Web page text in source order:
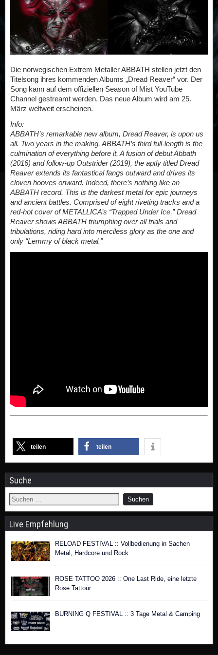
Die norwegischen Extrem Metaller ABBATH stellen jetzt den
Titelsong ihres kommenden Albums „Dread Reaver“ vor. Der
Song kann auf dem offiziellen Season of Mist YouTube
Channel gestreamt werden. Das neue Album wird am 25.
März weltweit erscheinen.
Info:
ABBATH’s remarkable new album, Dread Reaver, is upon us
all. Two years in the making, ABBATH’s third full-length is the
culmination of everything before it. A fusion of debut Abbath
(2016) and follow-up Outstrider (2019), the aptly titled Dread
Reaver extends its fantastical fangs outward and drives its
cloven hooves onward. Indeed, there’s nothing like an
ABBATH record. This is the darkest metal for epic journeys
and ancient battles. Comprised of eight riveting tracks and a
red-hot cover of METALLICA’s “Trapped Under Ice,” Dread
Reaver shows ABBATH triumphing over all trials and
tribulations, riding hard into merciless glory as the one and
only “Lemmy of black metal.”
teilen teilen
Suche
Live Empfehlung
RELOAD FESTIVAL :: Vollbedienung in Sachen
Metal, Hardcore und Rock
ROSE TATTOO 2026 :: One Last Ride, eine letzte
Rose Tattour
BURNING Q FESTIVAL :: 3 Tage Metal & Camping